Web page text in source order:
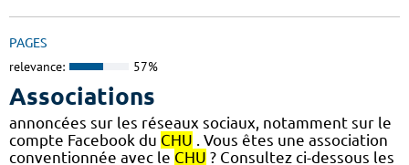
PAGES
relevance: 57%
Associations
annoncées sur les réseaux sociaux, notamment sur le
compte Facebook du CHU . Vous êtes une association
conventionnée avec le CHU ? Consultez ci-dessous les